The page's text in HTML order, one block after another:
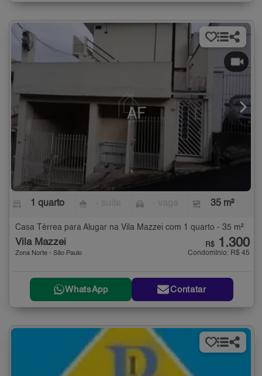
1 quarto 35 m²
Casa Térrea para Alugar na Vila Mazzei com 1 quarto - 35 m²
Vila Mazzei
Zona Norte - São Paulo
R$ 1.300
Condomínio: R$ 45
WhatsApp Contatar